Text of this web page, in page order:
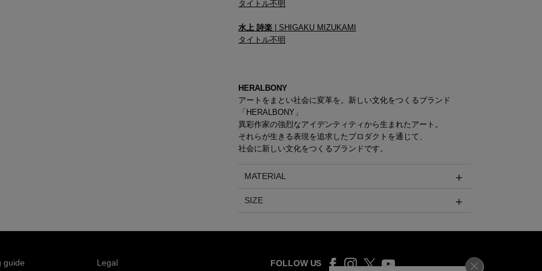
タイトル不明
水上 詩楽| SHIGAKU MIZUKAMI
タイトル不明
HERALBONY
アートをまとい社会に変革を。新しい文化をつくるブランド
「HERALBONY」
異彩作家の強烈なアイデンティティから生まれたアート。
それらが生きる表現を追求したプロダクトを通じて、
社会に新しい文化をつくるブランドです。
MATERIAL
SIZE
guide
Legal
FOLLOW US